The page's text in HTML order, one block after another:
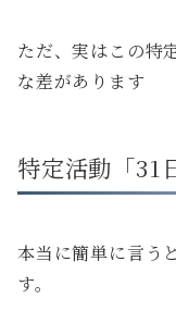
ただ、実はこの特
な差があります
特定活動「31
本当に簡単に言う
す。